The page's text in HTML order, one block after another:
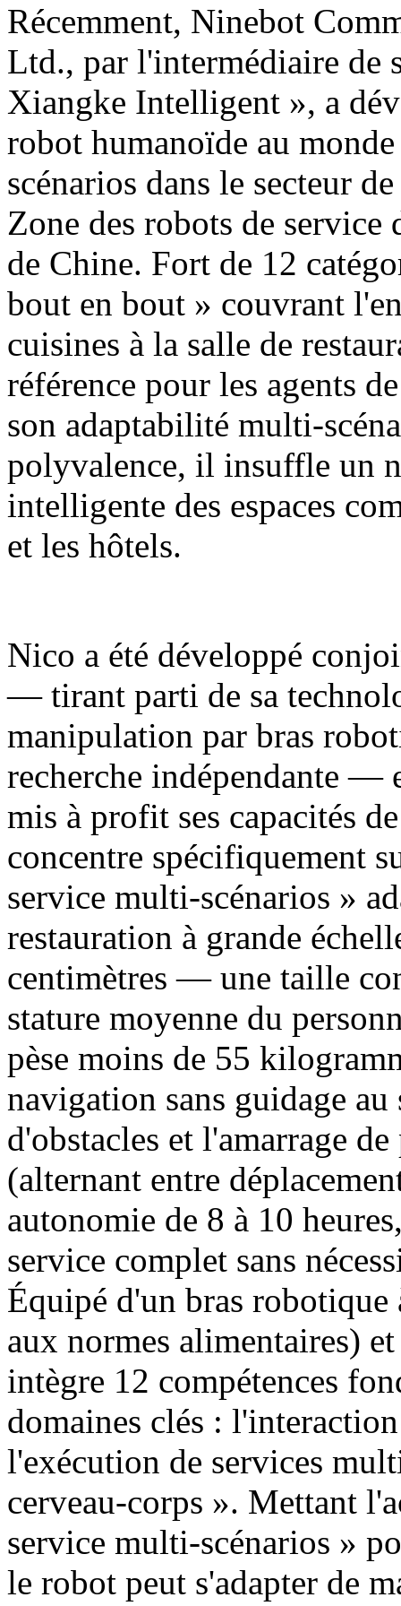
Récemment, Ninebot
Ltd., par l'intermédiaire de
Xiangke Intelligent », a
robot humanoïde au
scénarios dans le secteur
Zone des robots de
de Chine. Fort de 12
bout en bout » couvrant
cuisines à la salle de
référence pour les agents
son adaptabilité multi-
polyvalence, il insuffle un
intelligente des espaces
et les hôtels.
Nico a été développé
— tirant parti de sa
manipulation par bras
recherche indépendante —
mis à profit ses capacités
concentre spécifiquement
service multi-scénarios »
restauration à grande
centimètres — une taille
stature moyenne du
pèse moins de 55
navigation sans guidage
d'obstacles et l'amarrage
(alternant entre
autonomie de 8 à 10
service complet sans
Équipé d'un bras
aux normes alimentaires)
intègre 12 compétences
domaines clés :
l'exécution de services
cerveau-corps ». Mettant
service multi-scénarios »
le robot peut s'adapter de